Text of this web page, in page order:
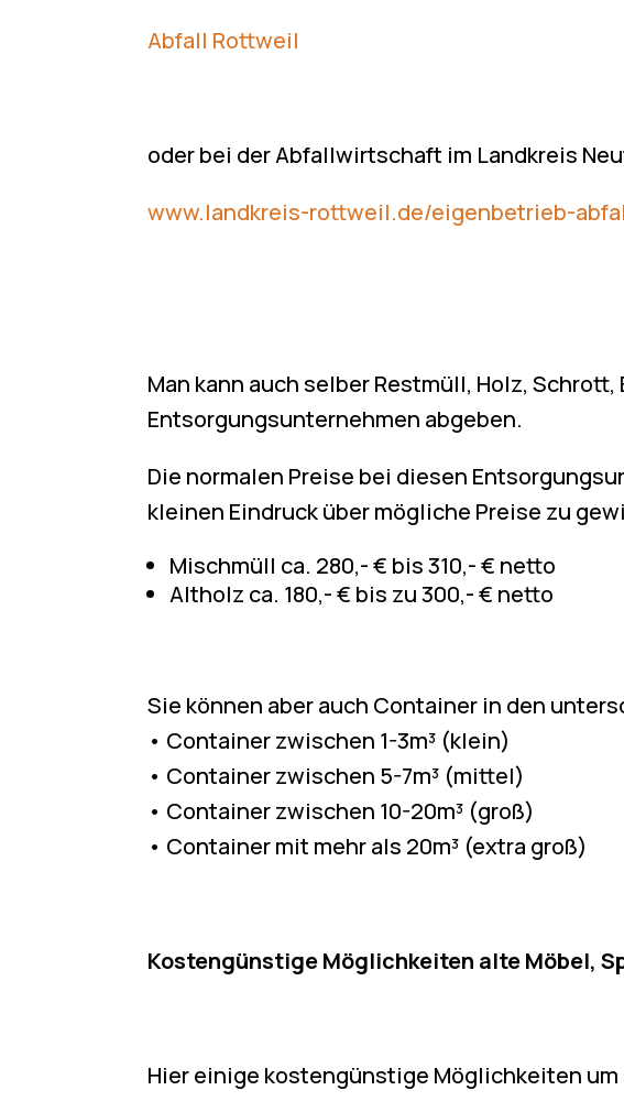
Abfall Rottweil
oder bei der Abfallwirtschaft im Landkreis
www.landkreis-rottweil.de/eigenbetrieb-
Man kann auch selber Restmüll, Holz,
Entsorgungsunternehmen abgeben.
Die normalen Preise bei diesen
kleinen Eindruck über mögliche Preise zu
Mischmüll ca. 280,- € bis 310,- € netto
Altholz ca. 180,- € bis zu 300,- € netto
Sie können aber auch Container in den
• Container zwischen 1-3m³ (klein)
• Container zwischen 5-7m³ (mittel)
• Container zwischen 10-20m³ (groß)
• Container mit mehr als 20m³ (extra groß)
Kostengünstige Möglichkeiten alte Möbel,
Hier einige kostengünstige Möglichkeiten